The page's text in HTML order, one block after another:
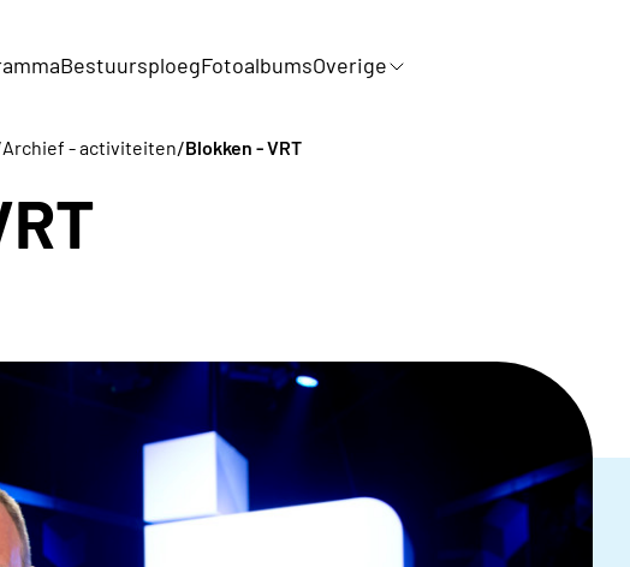
BestuursploegFotoalbumsOverige
Archief - activiteiten/Blokken - VRT